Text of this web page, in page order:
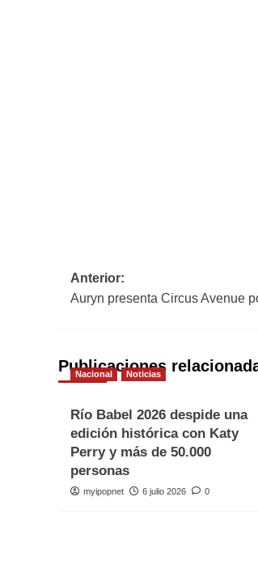
Navegación
de
Anterior:
Auryn presenta Circus Avenue
Publicaciones
Nacional Noticias
Río Babel 2026 despide una
edición histórica con Katy
Perry y más de 50.000
personas
myipopnet 6 julio 2026 0